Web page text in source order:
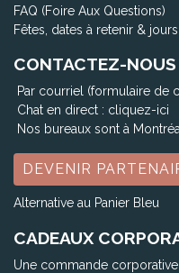
FAQ (Foire Aux Questions)
Fêtes, dates à retenir &
CONTACTEZ-NOUS
Par courriel (formulaire de
Chat en direct : cliquez-ici
Nos bureaux sont à Montréal
DEVENIR
Alternative au Panier Bleu
CADEAUX
Une commande